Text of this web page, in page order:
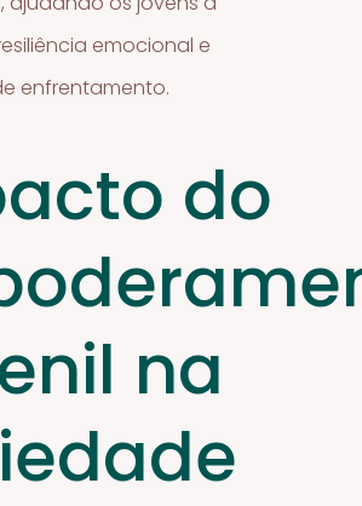
emocional e
enfrentamento.
do
na